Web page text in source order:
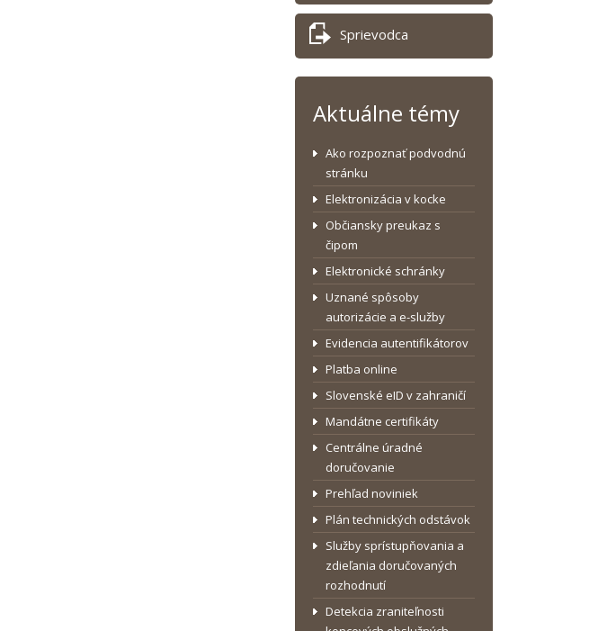
Sprievodca
Aktuálne témy
Ako rozpoznať podvodnú
stránku
Elektronizácia v kocke
Občiansky preukaz s
čipom
Elektronické schránky
Uznané spôsoby
autorizácie a e-služby
Evidencia autentifikátorov
Platba online
Slovenské eID v zahraničí
Mandátne certifikáty
Centrálne úradné
doručovanie
Prehľad noviniek
Plán technických odstávok
Služby sprístupňovania a
zdieľania doručovaných
rozhodnutí
Detekcia zraniteľnosti